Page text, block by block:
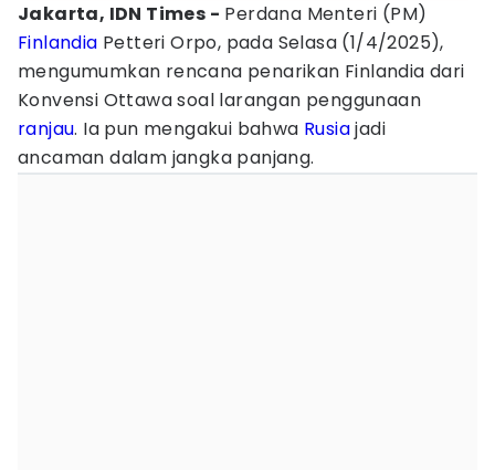
Jakarta, IDN Times - Perdana Menteri (PM)
Finlandia Petteri Orpo, pada Selasa (1/4/2025),
mengumumkan rencana penarikan Finlandia dari
Konvensi Ottawa soal larangan penggunaan
ranjau. Ia pun mengakui bahwa Rusiajadi
ancaman dalam jangka panjang.